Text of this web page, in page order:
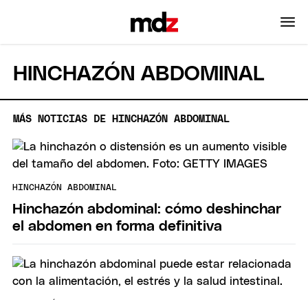
HINCHAZÓN ABDOMINAL
MÁS NOTICIAS DE HINCHAZÓN ABDOMINAL
HINCHAZÓN ABDOMINAL
Hinchazón abdominal: cómo deshinchar
el abdomen en forma definitiva